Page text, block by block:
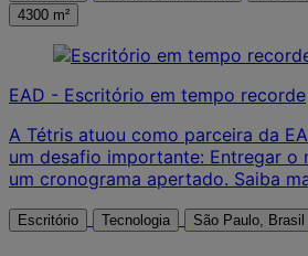
4300 m²
EAD - Escritório em tempo recorde
A Tétris atuou como parceira da
um desafio importante: Entregar o
um cronograma apertado. Saiba
Escritório Tecnologia São Paulo, Brasil